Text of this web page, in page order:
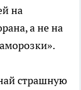
на
а не на
страшную